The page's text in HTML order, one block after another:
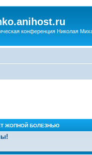
конференция Николая
ЖОПНОЙ БОЛЕЗНЬЮ